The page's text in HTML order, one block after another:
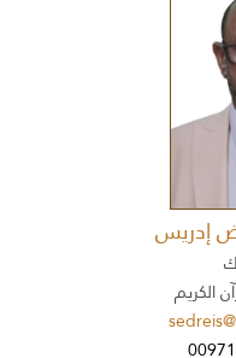
إدريس
الكريم